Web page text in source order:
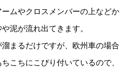
ムやクロスメンバーの上などか
泥が流れ出てきます。
まるだけですが、欧州車の場合
こちにこびり付いているので、